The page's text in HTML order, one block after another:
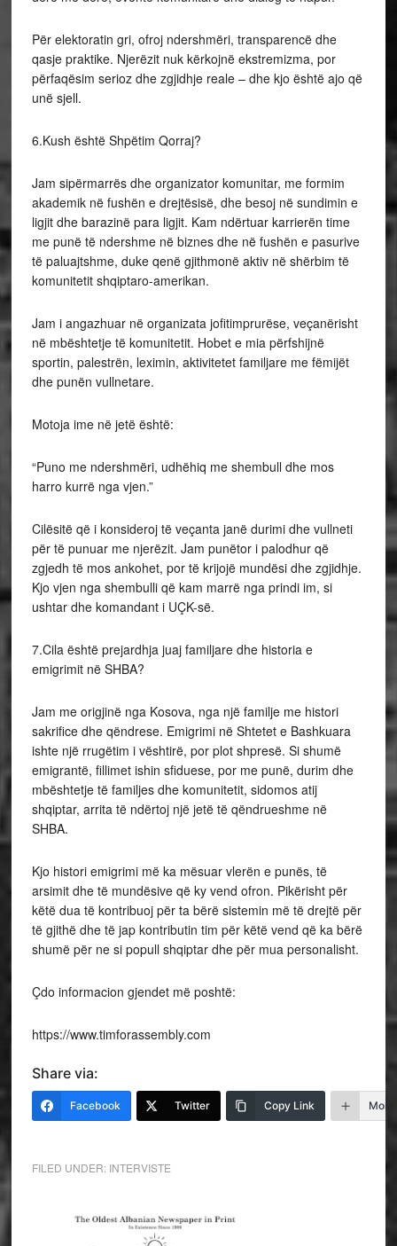
Për elektoratin gri, ofroj ndershmëri, transparencë dhe
qasje praktike. Njerëzit nuk kërkojnë ekstremizma, por
përfaqësim serioz dhe zgjidhje reale – dhe kjo është ajo që
unë sjell.
6.Kush është Shpëtim Qorraj?
Jam sipërmarrës dhe organizator komunitar, me formim
akademik në fushën e drejtësisë, dhe besoj në sundimin e
ligjit dhe barazinë para ligjit. Kam ndërtuar karrierën time
me punë të ndershme në biznes dhe në fushën e pasurive
të paluajtshme, duke qenë gjithmonë aktiv në shërbim të
komunitetit shqiptaro-amerikan.
Jam i angazhuar në organizata jofitimprurëse, veçanërisht
në mbështetje të komunitetit. Hobet e mia përfshijnë
sportin, palestrën, leximin, aktivitetet familjare me fëmijët
dhe punën vullnetare.
Motoja ime në jetë është:
“Puno me ndershmëri, udhëhiq me shembull dhe mos
harro kurrë nga vjen.”
Cilësitë që i konsideroj të veçanta janë durimi dhe vullneti
për të punuar me njerëzit. Jam punëtor i palodhur që
zgjedh të mos ankohet, por të krijojë mundësi dhe zgjidhje.
Kjo vjen nga shembulli që kam marrë nga prindi im, si
ushtar dhe komandant i UÇK-së.
7.Cila është prejardhja juaj familjare dhe historia e
emigrimit në SHBA?
Jam me origjinë nga Kosova, nga një familje me histori
sakrifice dhe qëndrese. Emigrimi në Shtetet e Bashkuara
ishte një rrugëtim i vështirë, por plot shpresë. Si shumë
emigrantë, fillimet ishin sfiduese, por me punë, durim dhe
mbështetje të familjes dhe komunitetit, sidomos atij
shqiptar, arrita të ndërtoj një jetë të qëndrueshme në
SHBA.
Kjo histori emigrimi më ka mësuar vlerën e punës, të
arsimit dhe të mundësive që ky vend ofron. Pikërisht për
këtë dua të kontribuoj për ta bërë sistemin më të drejtë për
të gjithë dhe të jap kontributin tim për këtë vend që ka bërë
shumë për ne si popull shqiptar dhe për mua personalisht.
Çdo informacion gjendet më poshtë:
https://www.timforassembly.com
Share via:
Facebook Twitter Copy Link More
FILED UNDER: INTERVISTE